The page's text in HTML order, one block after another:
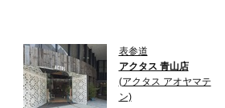
表参道
アクタス 青山店
(アクタス アオヤマテ
ン)